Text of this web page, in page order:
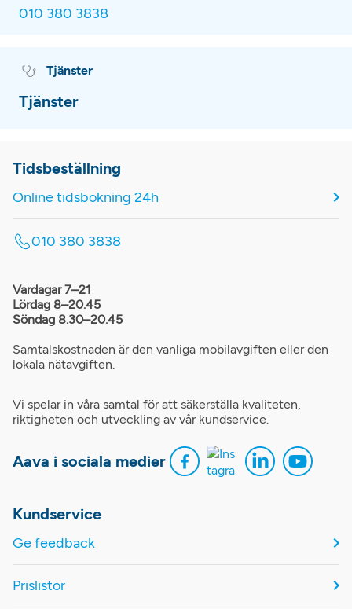
010 380 3838
Tjänster
Tjänster
Tidsbeställning
Online tidsbokning 24h
010 380 3838
Vardagar 7–21
Lördag 8–20.45
Söndag 8.30–20.45
Samtalskostnaden är den vanliga mobilavgiften eller den
lokala nätavgiften.
Vi spelar in våra samtal för att säkerställa kvaliteten,
riktigheten och utveckling av vår kundservice.
Aava i sociala medier
Kundservice
Ge feedback
Prislistor